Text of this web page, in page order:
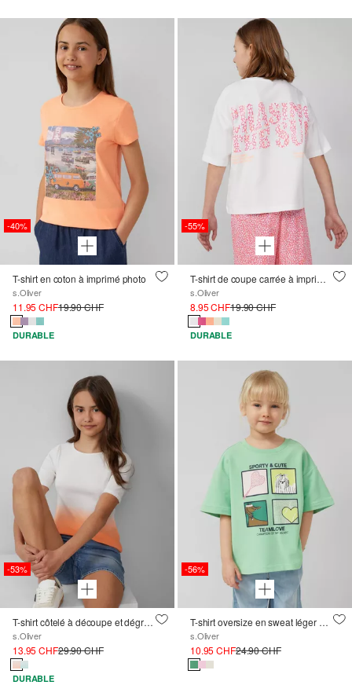
-40%
T-shirt en coton à imprimé photo
s.Oliver
11.95 CHF19.90 CHF
DURABLE
-55%
T-shirt de coupe carrée à imprimé dans le dos
s.Oliver
8.95 CHF19.90 CHF
DURABLE
-53%
T-shirt côtelé à découpe et dégradé de couleurs
s.Oliver
13.95 CHF29.90 CHF
DURABLE
-56%
T-shirt oversize en sweat léger avec imprimé sur le devant
s.Oliver
10.95 CHF24.90 CHF